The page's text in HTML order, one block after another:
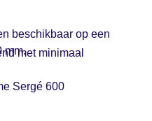
beschikbaar op een
mm.met minimaal
Sergé 600